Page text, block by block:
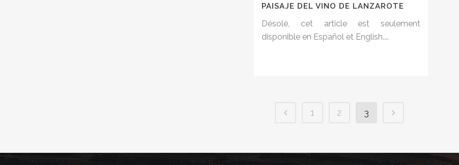
PAISAJE DEL VINO DE LANZAROTE
Désolé, cet article est seulement
disponible en Español et English....
1 2 3